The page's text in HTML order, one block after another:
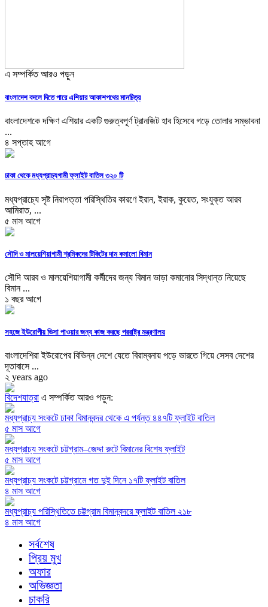
এ সম্পর্কিত আরও পড়ুন
বাংলাদেশ বদলে দিতে পারে এশিয়ার আকাশপথের মানচিত্র
বাংলাদেশকে দক্ষিণ এশিয়ার একটি গুরুত্বপূর্ণ ট্রানজিট হাব হিসেবে গড়ে তোলার সম্ভাবনা
...
৪ সপ্তাহ আগে
ঢাকা থেকে মধ্যপ্রাচ্যগামী ফ্লাইট বাতিল ৩২০ টি
মধ্যপ্রাচ্যে সৃষ্ট নিরাপত্তা পরিস্থিতির কারণে ইরান, ইরাক, কুয়েত, সংযুক্ত আরব
আমিরাত, ...
৫ মাস আগে
সৌদি ও মালয়েশিয়াগামী শ্রমিকদের টিকিটের দাম কমালো বিমান
সৌদি আরব ও মালয়েশিয়াগামী কর্মীদের জন্য বিমান ভাড়া কমানোর সিদ্ধান্ত নিয়েছে
বিমান ...
১ বছর আগে
সহজে ইউরোপীয় ভিসা পাওয়ার জন্য কাজ করছে পররাষ্ট্র মন্ত্রণালয়
বাংলাদেশিরা ইউরোপের বিভিন্ন দেশে যেতে বিরাম্বনায় পড়ে ভারতে গিয়ে সেসব দেশের
দূতাবাসে ...
২ years ago
বিদেশযাত্রা এ সম্পর্কিত আরও পড়ুন:
মধ্যপ্রাচ্য সংকটে ঢাকা বিমানবন্দর থেকে এ পর্যন্ত ৪৪৭টি ফ্লাইট বাতিল
৫ মাস আগে
মধ্যপ্রাচ্য সংকটে চট্টগ্রাম–জেদ্দা রুটে বিমানের বিশেষ ফ্লাইট
৫ মাস আগে
মধ্যপ্রাচ্য সংকটে চট্টগ্রামে গত দুই দিনে ১৭টি ফ্লাইট বাতিল
৪ মাস আগে
মধ্যপ্রাচ্য পরিস্থিতিতে চট্টগ্রাম বিমানবন্দরে ফ্লাইট বাতিল ২১৮
৪ মাস আগে
সর্বশেষ
প্রিয় মুখ
অফার
অভিজ্ঞতা
চাকরি